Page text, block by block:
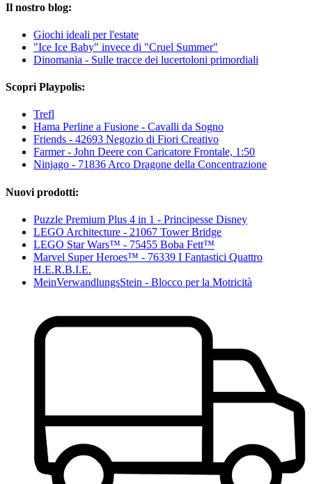
Il nostro blog:
Giochi ideali per l'estate
"Ice Ice Baby" invece di "Cruel Summer"
Dinomania - Sulle tracce dei lucertoloni primordiali
Scopri Playpolis:
Trefl
Hama Perline a Fusione - Cavalli da Sogno
Friends - 42693 Negozio di Fiori Creativo
Farmer - John Deere con Caricatore Frontale, 1:50
Ninjago - 71836 Arco Dragone della Concentrazione
Nuovi prodotti:
Puzzle Premium Plus 4 in 1 - Principesse Disney
LEGO Architecture - 21067 Tower Bridge
LEGO Star Wars™ - 75455 Boba Fett™
Marvel Super Heroes™ - 76339 I Fantastici Quattro
H.E.R.B.I.E.
MeinVerwandlungsStein - Blocco per la Motricità